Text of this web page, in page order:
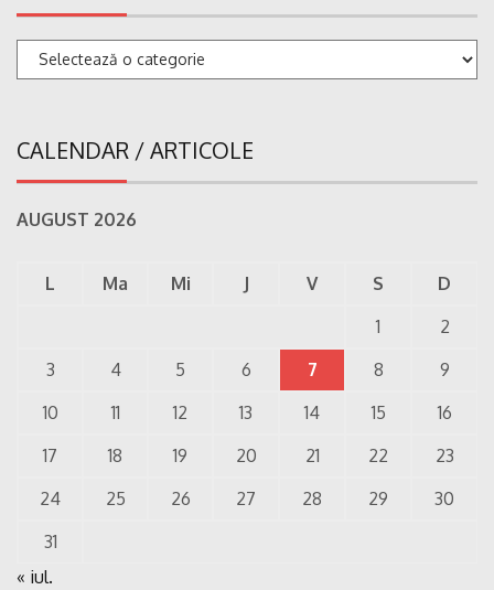
Categorii
CALENDAR / ARTICOLE
AUGUST 2026
L Ma Mi J V S
D
1
2
3
4 5 6 7 8
9
10
11 12 13 14 15
16
17
18 19 20 21 22
23
24
25 26 27 28 29
30
31
« iul.